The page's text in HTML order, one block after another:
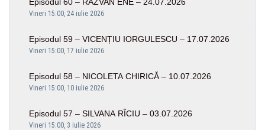
Vineri 15:00, 24 iulie 2026
Episodul 59 – VICENȚIU IORGULESCU – 17.07.2026
Vineri 15:00, 17 iulie 2026
Episodul 58 – NICOLETA CHIRICĂ – 10.07.2026
Vineri 15:00, 10 iulie 2026
Episodul 57 – SILVANA RÎCIU – 03.07.2026
Vineri 15:00, 3 iulie 2026